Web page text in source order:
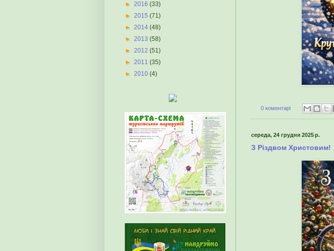
0 коментарі
середа, 24 грудня 2025 р.
З Різдвом Христовим!
► 2016 (33)
► 2015 (71)
► 2014 (48)
► 2013 (58)
► 2012 (51)
► 2011 (35)
► 2010 (4)